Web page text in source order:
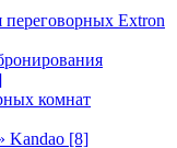
Extron
комнат
Kandao [8]